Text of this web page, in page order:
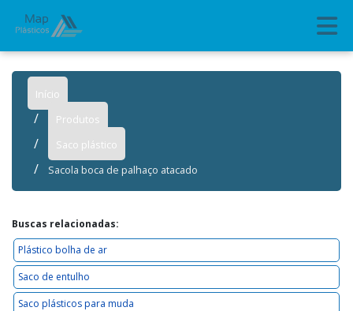
Início
Produtos
Saco plástico
Sacola boca de palhaço atacado
Buscas relacionadas:
Plástico bolha de ar
Saco de entulho
Saco plásticos para muda